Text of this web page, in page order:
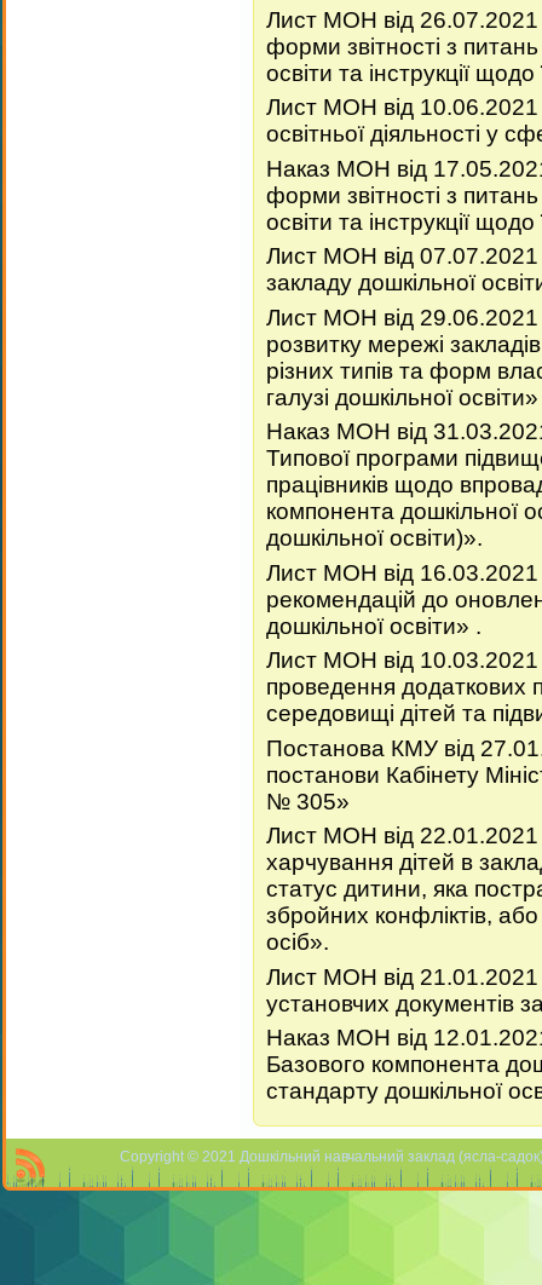
Лист МОН від
форми звітності з питань
освіти та інструкції
Лист МОН від
освітньої діяльності у
Наказ МОН від
форми звітності з питань
освіти та інструкції
Лист МОН від
закладу дошкільної
Лист МОН від
розвитку мережі
різних типів та форм
галузі дошкільної освіти»
Наказ МОН від
Типової програми
працівників щодо
компонента дошкільної
дошкільної освіти)».
Лист МОН від
рекомендацій до
дошкільної освіти» .
Лист МОН від
проведення додаткових
середовищі дітей та
Постанова КМУ від
постанови Кабінету
№ 305»
Лист МОН від
харчування дітей в
статус дитини, яка
збройних конфліктів,
осіб».
Лист МОН від
установчих документів
Наказ МОН від
Базового компонента
стандарту дошкільної
Copyright © 2021 Дошкільний навчальний заклад (ясла-